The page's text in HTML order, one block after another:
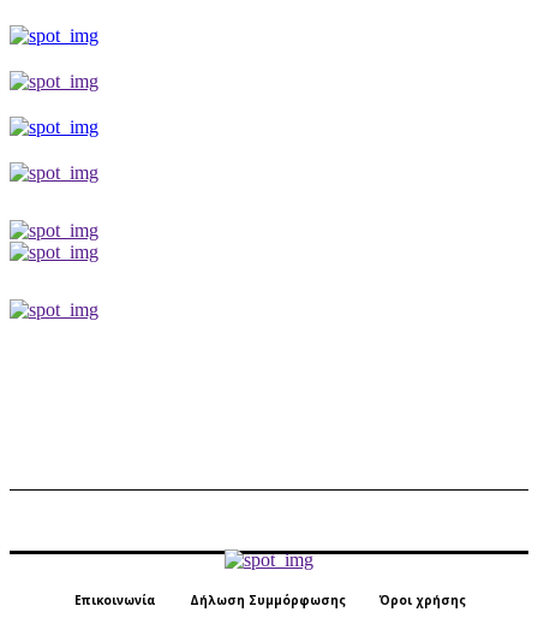
Επικοινωνία Δήλωση Συμμόρφωσης Όροι χρήσης